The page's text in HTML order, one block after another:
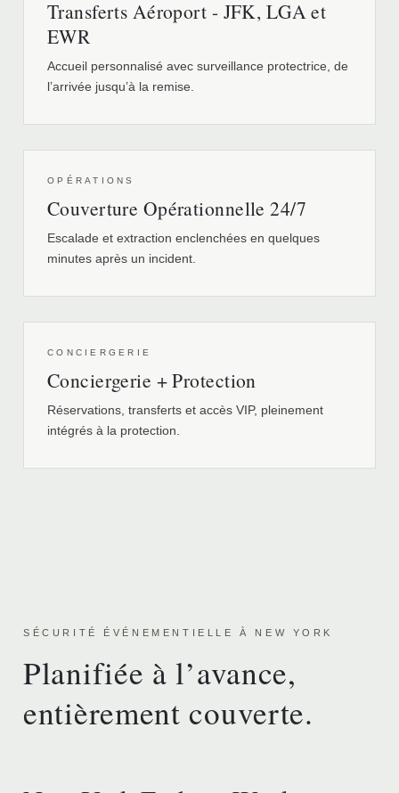
Transferts Aéroport - JFK, LGA et
EWR
Accueil personnalisé avec surveillance protectrice, de
l’arrivée jusqu’à la remise.
OPÉRATIONS
Couverture Opérationnelle 24/7
Escalade et extraction enclenchées en quelques
minutes après un incident.
CONCIERGERIE
Conciergerie + Protection
Réservations, transferts et accès VIP, pleinement
intégrés à la protection.
SÉCURITÉ ÉVÉNEMENTIELLE À NEW YORK
Planifiée à l’avance,
entièrement couverte.